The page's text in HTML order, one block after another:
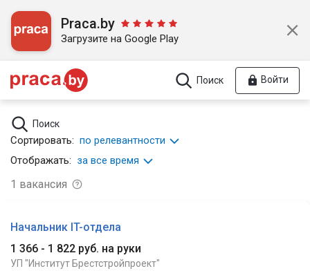
Praca.by
Загрузите на Google Play
Поиск Войти
Поиск
Сортировать: по релевантности
Отображать: за все время
1 вакансия
Начальник IT-отдела
1 366 - 1 822 руб. на руки
УП "Институт Брестстройпроект"